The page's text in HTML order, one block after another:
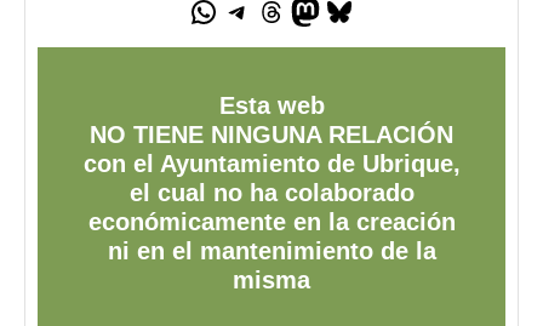
Esta web
NO TIENE NINGUNA RELACIÓN
con el Ayuntamiento de Ubrique,
el cual no ha colaborado
económicamente en la creación
ni en el mantenimiento de la
misma